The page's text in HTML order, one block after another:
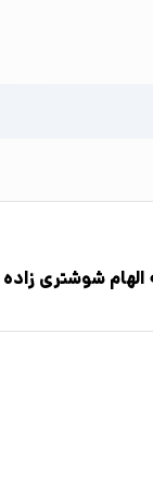
شوشتری